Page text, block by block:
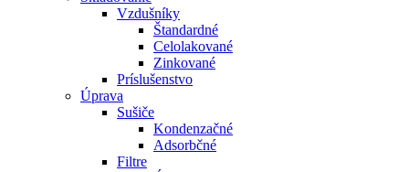
Vzdušníky
Štandardné
Celolakované
Zinkované
Príslušenstvo
Úprava
Sušiče
Kondenzačné
Adsorbčné
Filtre